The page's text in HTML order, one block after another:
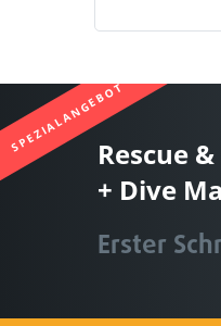
SPEZIALANGEBOTRescue
+ Dive
Erster